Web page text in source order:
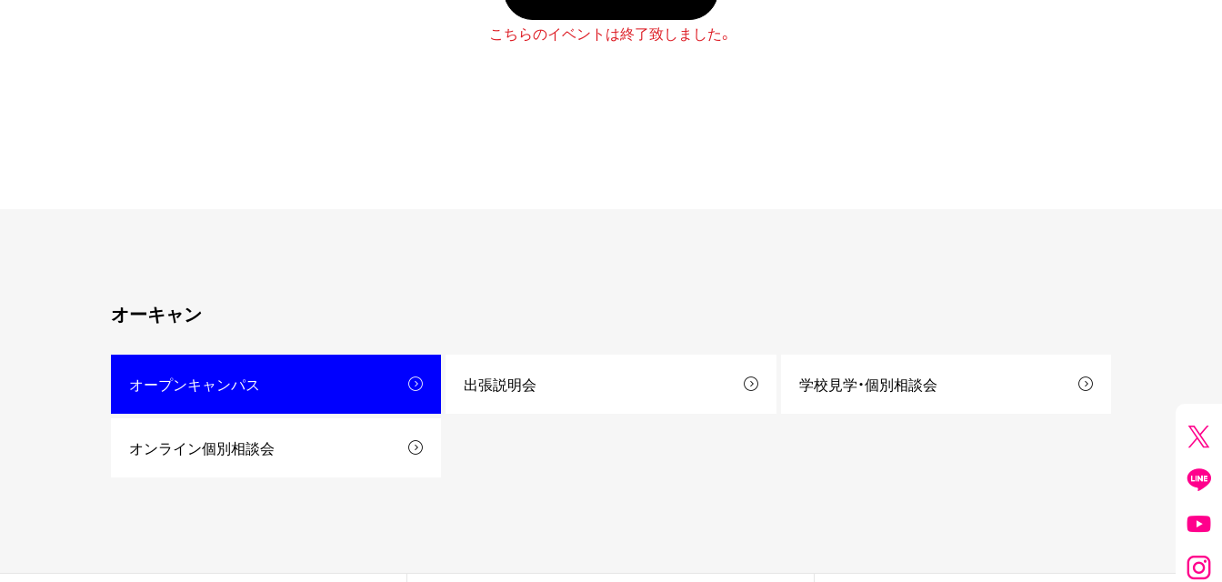
こちらのイベントは終了致しました。
オーキャン
オープンキャンパス 出張説明会 学校見学・個別相談会
オンライン個別相談会